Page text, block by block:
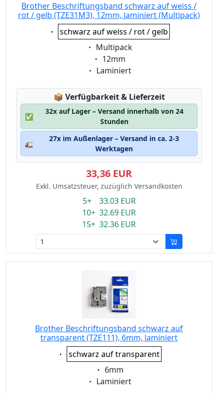
Brother Beschriftungsband schwarz auf weiss /
rot / gelb (TZE31M3), 12mm, laminiert (Multipack)
Eigenschaft:
schwarz auf weiss / rot / gelb
Eigenschaft:
Multipack
Eigenschaft:
12mm
Eigenschaft:
Laminiert
📦 Lagerstatus:
Verfügbarkeit & Lieferzeit
✅
32x auf Lager – Versand innerhalb von 24
Stunden
🚛
27x im Außenlager – Versand in ca. 2-3
Werktagen
33,36 EUR
Exkl. Umsatzsteuer, zuzüglich Versandkosten
5+ 33.03 EUR
10+ 32.69 EUR
15+ 32.36 EUR
Brother Beschriftungsband schwarz auf
transparent (TZE111), 6mm, laminiert
Eigenschaft:
schwarz auf transparent
Eigenschaft:
6mm
Eigenschaft:
Laminiert